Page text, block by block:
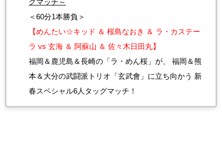
グマッチ～
＜60分1本勝負＞
【めんたい☆キッド ＆ 桜島なおき ＆ ラ・カステー
ラ vs 玄海 ＆ 阿蘇山 ＆ 佐々木日田丸】
福岡＆鹿児島＆長崎の「ラ・めん桜」が、 福岡＆熊
本＆大分の武闘派トリオ「玄武會」に立ち向かう 新
春スペシャル6人タッグマッチ！